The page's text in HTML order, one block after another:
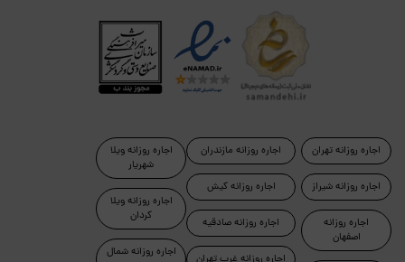
اجاره روزانه تهران
اجاره روزانه شیراز
اجاره روزانه
اصفهان
اجاره روزانه مازندران
اجاره روزانه کیش
اجاره روزانه صادقیه
اجاره روزانه ویلا
شهریار
اجاره روزانه ویلا
کردان
اجاره روزانه شمال